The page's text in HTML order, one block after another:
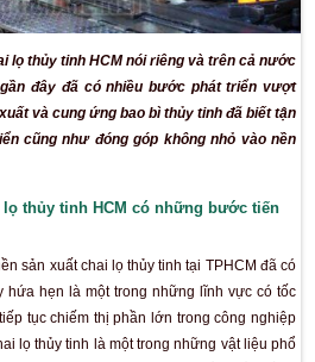
chai lọ thủy tinh HCM nói riêng
năm gần đây đã có nhiều bước
sản xuất và cung ứng bao bì thủy
triển cũng như đóng góp